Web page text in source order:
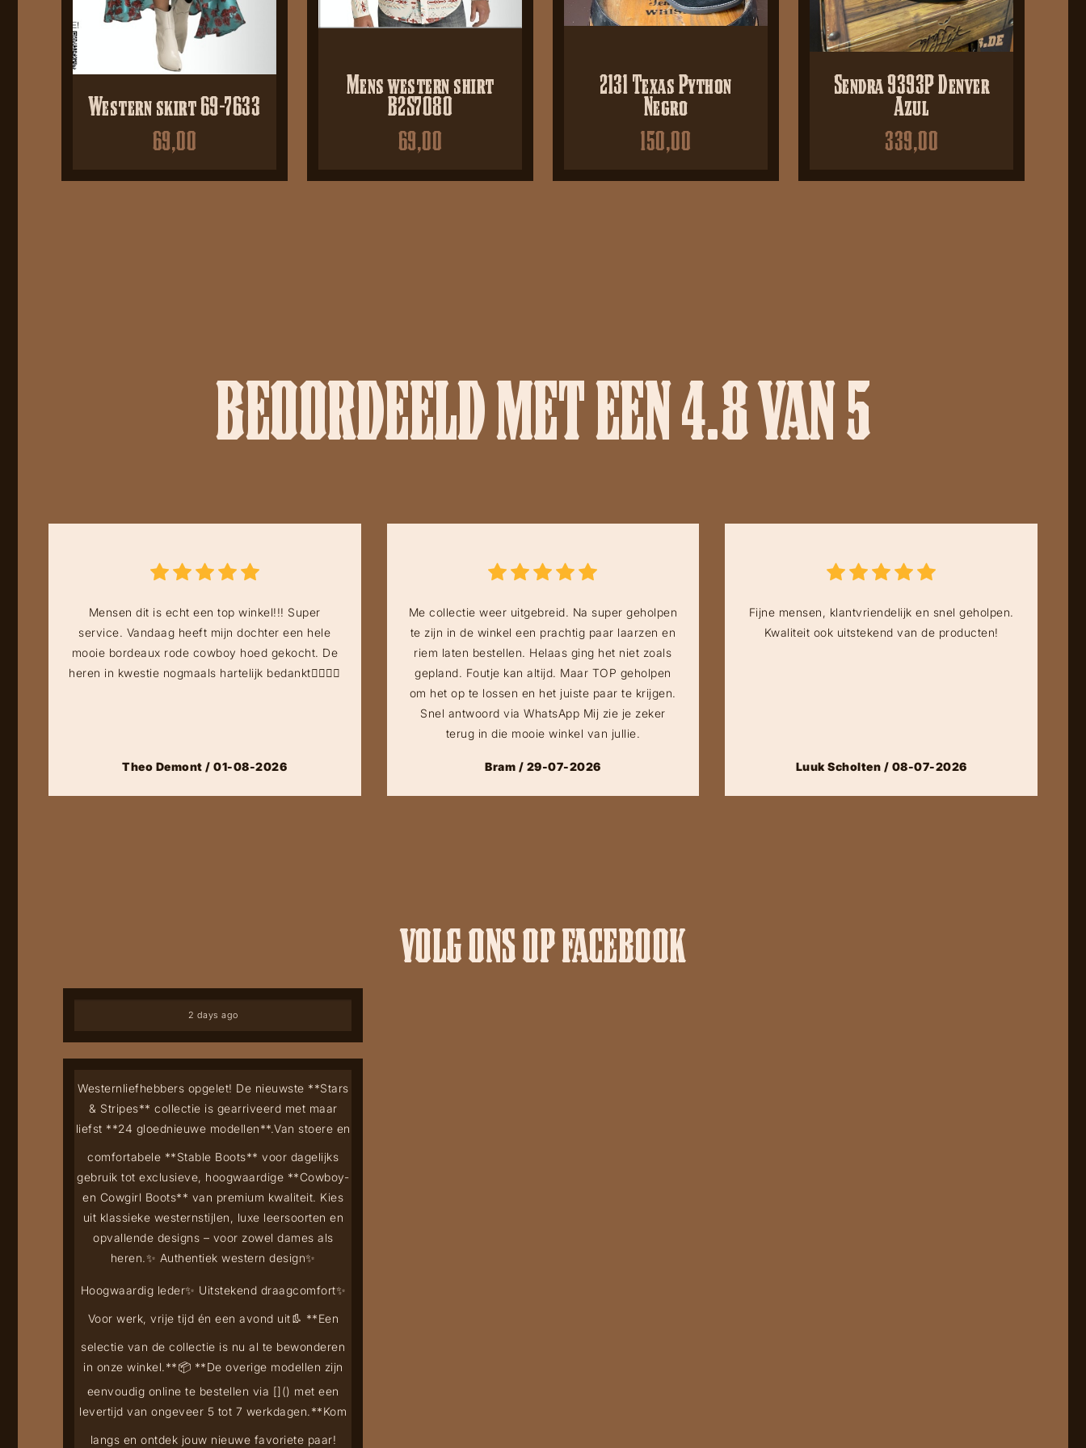
Western skirt 69-7633
69,00
Mens western shirt
B2S7080
69,00
2131 Texas Python
Negro
150,00
Sendra 9393P Denver
Azul
339,00
BEOORDEELD MET EEN 4.8 VAN 5
Mensen dit is echt een top winkel!!! Super
service. Vandaag heeft mijn dochter een hele
mooie bordeaux rode cowboy hoed gekocht. De
heren in kwestie nogmaals hartelijk bedankt👍🏻👍🏻
Theo Demont / 01-08-2026
Me collectie weer uitgebreid. Na super geholpen
te zijn in de winkel een prachtig paar laarzen en
riem laten bestellen. Helaas ging het niet zoals
gepland. Foutje kan altijd. Maar TOP geholpen
om het op te lossen en het juiste paar te krijgen.
Snel antwoord via WhatsApp Mij zie je zeker
terug in die mooie winkel van jullie.
Bram / 29-07-2026
Fijne mensen, klantvriendelijk en snel geholpen.
Kwaliteit ook uitstekend van de producten!
Luuk Scholten / 08-07-2026
VOLG ONS OP FACEBOOK
2 days ago
Westernliefhebbers opgelet! De nieuwste **Stars
& Stripes** collectie is gearriveerd met maar
liefst **24 gloednieuwe modellen**.Van stoere en
comfortabele **Stable Boots** voor dagelijks
gebruik tot exclusieve, hoogwaardige **Cowboy-
en Cowgirl Boots** van premium kwaliteit. Kies
uit klassieke westernstijlen, luxe leersoorten en
opvallende designs – voor zowel dames als
heren.✨ Authentiek western design✨
Hoogwaardig leder✨ Uitstekend draagcomfort✨
Voor werk, vrije tijd én een avond uit👢 **Een
selectie van de collectie is nu al te bewonderen
in onze winkel.**📦 **De overige modellen zijn
eenvoudig online te bestellen via []() met een
levertijd van ongeveer 5 tot 7 werkdagen.**Kom
langs en ontdek jouw nieuwe favoriete paar!